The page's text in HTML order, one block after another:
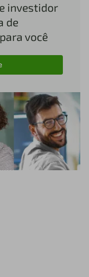
investidor
de
você